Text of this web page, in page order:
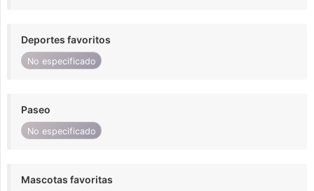
Deportes favoritos
No especificado
Paseo
No especificado
Mascotas favoritas